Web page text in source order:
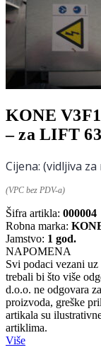
KONE
– za LIFT
Cijena: (vidljiva
(VPC bez PDV-a)
Šifra artikla: 000004
Robna marka:
Jamstvo: 1 god.
NAPOMENA
Svi podaci vezani
trebali bi što više
d.o.o. ne odgovara
proizvoda, greške
artikala su
artiklima.
Više